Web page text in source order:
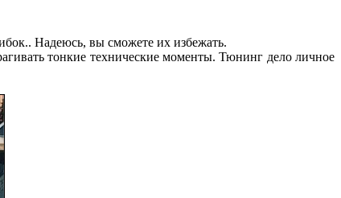
Надеюсь, вы сможете их избежать.
тонкие технические моменты. Тюнинг дело личное